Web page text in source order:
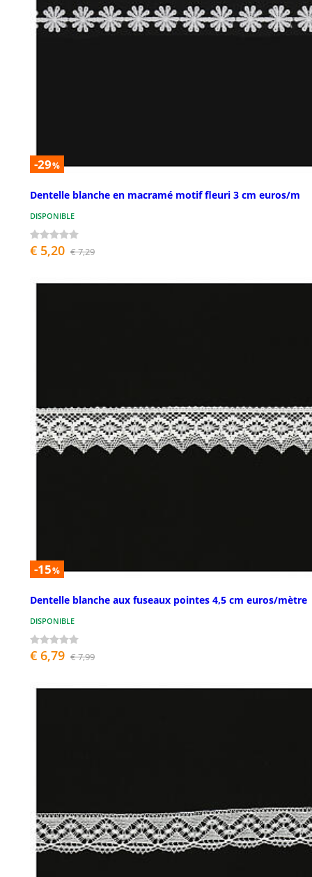
-29%
Dentelle blanche en macramé motif fleuri 3 cm euros/m
DISPONIBLE
€ 5,20 € 7,29
-15%
Dentelle blanche aux fuseaux pointes 4,5 cm euros/mètre
DISPONIBLE
€ 6,79 € 7,99